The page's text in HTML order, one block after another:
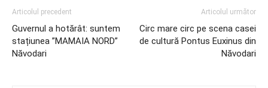
Articolul precedent
Guvernul a hotărât: suntem
stațiunea ”MAMAIA NORD”
Năvodari
Articolul următor
Circ mare circ pe scena casei
de cultură Pontus Euxinus din
Năvodari